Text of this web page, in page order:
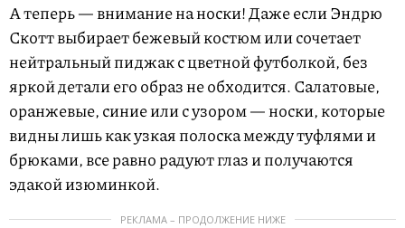
А теперь — внимание на носки! Даже если Эндрю
Скотт выбирает бежевый костюм или сочетает
нейтральный пиджак с цветной футболкой, без
яркой детали его образ не обходится. Салатовые,
оранжевые, синие или с узором — носки, которые
видны лишь как узкая полоска между туфлями и
брюками, все равно радуют глаз и получаются
эдакой изюминкой.
РЕКЛАМА – ПРОДОЛЖЕНИЕ НИЖЕ